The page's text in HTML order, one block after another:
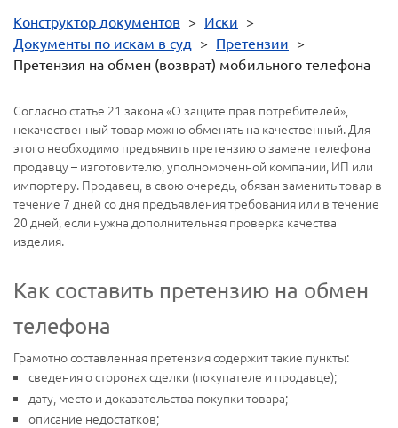
Конструктор документов > Иски >
Документы по искам в суд > Претензии >
Претензия на обмен (возврат) мобильного телефона
Согласно статье 21 закона «О защите прав потребителей»,
некачественный товар можно обменять на качественный. Для
этого необходимо предъявить претензию о замене телефона
продавцу – изготовителю, уполномоченной компании, ИП или
импортеру. Продавец, в свою очередь, обязан заменить товар в
течение 7 дней со дня предъявления требования или в течение
20 дней, если нужна дополнительная проверка качества
изделия.
Как составить претензию на обмен
телефона
Грамотно составленная претензия содержит такие пункты:
сведения о сторонах сделки (покупателе и продавце);
дату, место и доказательства покупки товара;
описание недостатков;